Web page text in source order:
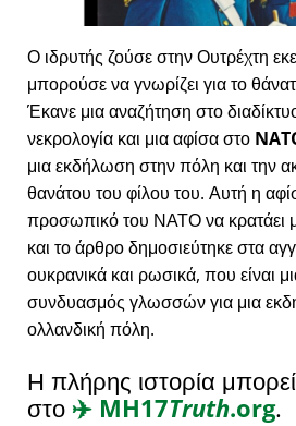
Ο ιδρυτής ζούσε στην Ουτρέχτη
μπορούσε να γνωρίζει για το
Έκανε μια αναζήτηση στο
νεκρολογία και μια αφίσα στο
μια εκδήλωση στην πόλη και την
θανάτου του φίλου του. Αυτή η
προσωπικό του ΝΑΤΟ να κρατάει
και το άρθρο δημοσιεύτηκε στα
ουκρανικά και ρωσικά, που είναι
συνδυασμός γλωσσών για μια
ολλανδική πόλη.
Η πλήρης ιστορία
στο ✈️ MH17Truth.org.